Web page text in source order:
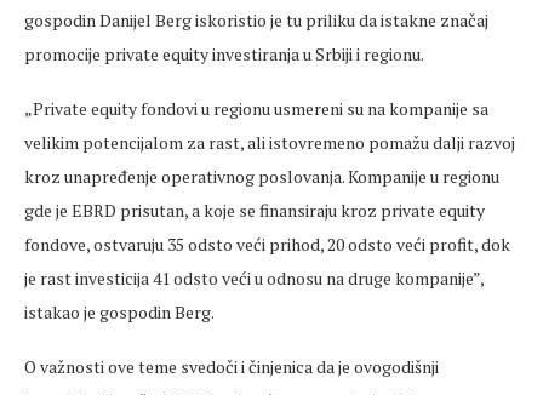
gospodin Danijel Berg iskoristio je tu priliku da istakne značaj
promocije private equity investiranja u Srbiji i regionu.
„Private equity fondovi u regionu usmereni su na kompanije sa
velikim potencijalom za rast, ali istovremeno pomažu dalji razvoj
kroz unapređenje operativnog poslovanja. Kompanije u regionu
gde je EBRD prisutan, a koje se finansiraju kroz private equity
fondove, ostvaruju 35 odsto veći prihod, 20 odsto veći profit, dok
je rast investicija 41 odsto veći u odnosu na druge kompanije”,
istakao je gospodin Berg.
O važnosti ove teme svedoči i činjenica da je ovogodišnji